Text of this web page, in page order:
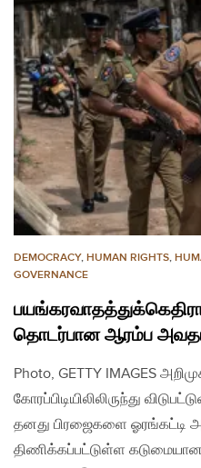
DEMOCRACY, HUMAN RIGHTS,
GOVERNANCE
தொடர்பான ஆரம்ப
Photo, GETTY IMAGES
கோரப்பிடியிலிலிருந்து
தனது பிரஜைகளை ஓரங்கட்டி
திணிக்கப்பட்டுள்ள